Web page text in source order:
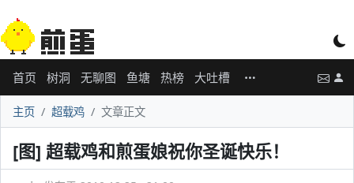
首页 树洞 无聊图 鱼塘 热榜 大吐槽
主页 超载鸡 文章正文
[图] 超载鸡和煎蛋娘祝你圣诞快乐！